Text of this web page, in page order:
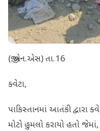
(જી.એન.એસ) તા.16
ક્વેટા,
પાકિસ્તાનમાં આતંકી દ્વારા
મોટો હુમલો કરાયો હતો